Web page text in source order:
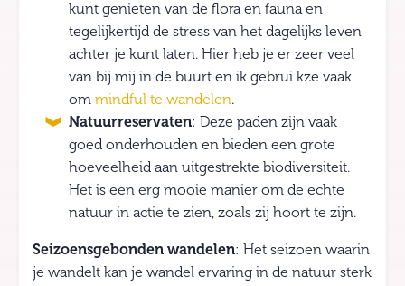
kunt genieten van de flora en fauna en
tegelijkertijd de stress van het dagelijks leven
achter je kunt laten. Hier heb je er zeer veel
van bij mij in de buurt en ik gebrui kze vaak
om mindful te wandelen.
Natuurreservaten: Deze paden zijn vaak
goed onderhouden en bieden een grote
hoeveelheid aan uitgestrekte biodiversiteit.
Het is een erg mooie manier om de echte
natuur in actie te zien, zoals zij hoort te zijn.
Seizoensgebonden wandelen: Het seizoen waarin
je wandelt kan je wandel ervaring in de natuur sterk